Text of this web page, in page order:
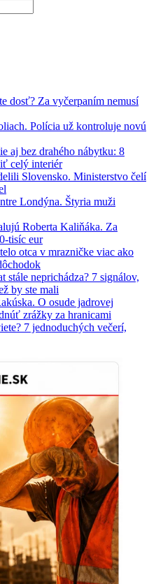
dosť? Za vyčerpaním nemusí
Polícia už kontroluje novú
aj bez drahého nábytku: 8
celý interiér
Slovensko. Ministerstvo čelí
Londýna. Štyria muži
Roberta Kaliňáka. Za
tisíc eur
otca v mrazničke viac ako
stále neprichádza? 7 signálov,
by ste mali
O osude jadrovej
zrážky za hranicami
7 jednoduchých večerí,